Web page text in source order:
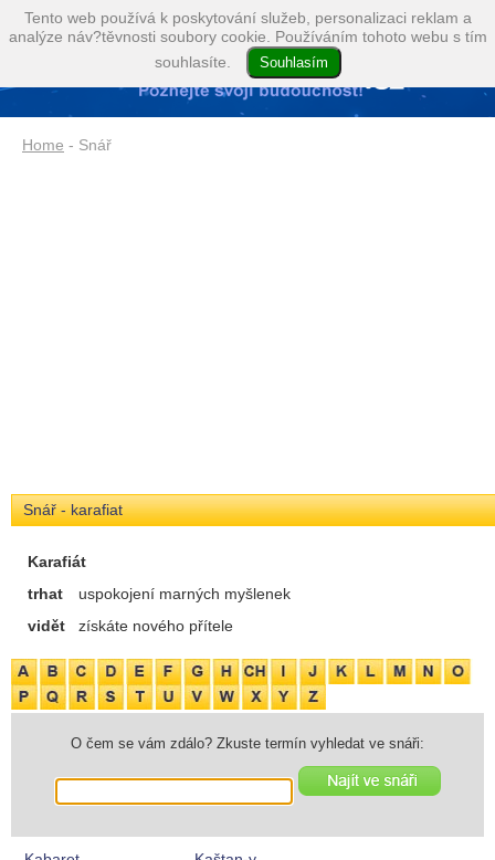
Home - Snář
Snář - karafiat
Karafiát
trhat
uspokojení marných myšlenek
vidět
získáte nového přítele
O čem se vám zdálo? Zkuste termín vyhledat ve snáři:
Tento web používá k poskytování služeb, personalizaci reklam a
analýze náv?těvnosti soubory cookie. Používáním tohoto webu s tím
souhlasíte.